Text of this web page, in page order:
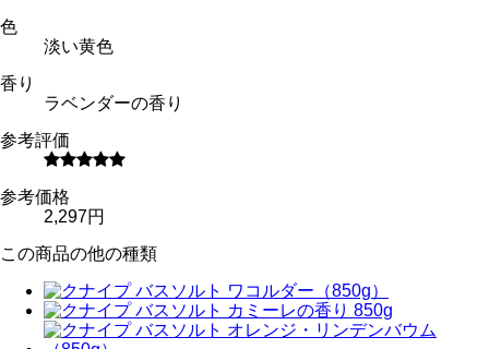
色
淡い黄色
香り
ラベンダーの香り
参考評価
参考価格
2,297円
この商品の他の種類